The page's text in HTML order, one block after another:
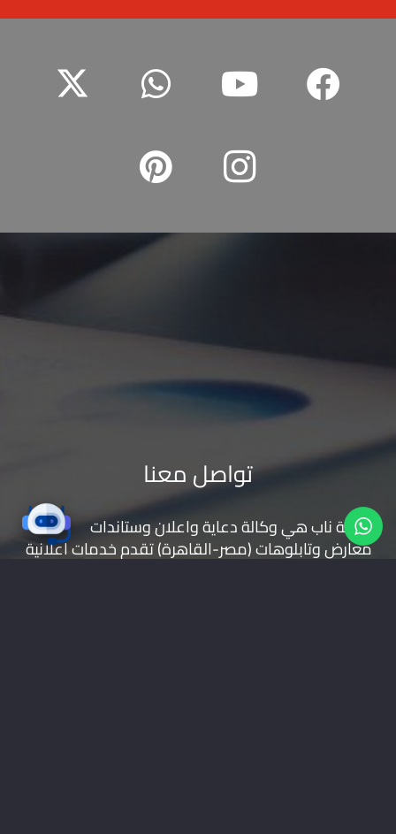
تواصل معنا
شركة ناب هي وكالة دعاية واعلان وستاندات
معارضوتابلوهات(مصر-القاهرة) تقدم خدمات اعلانية